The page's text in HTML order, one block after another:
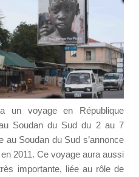
un voyage en République
Soudan du Sud du 2 au 7
au Soudan du Sud s’annonce
2011. Ce voyage aura aussi
importante, liée au rôle de